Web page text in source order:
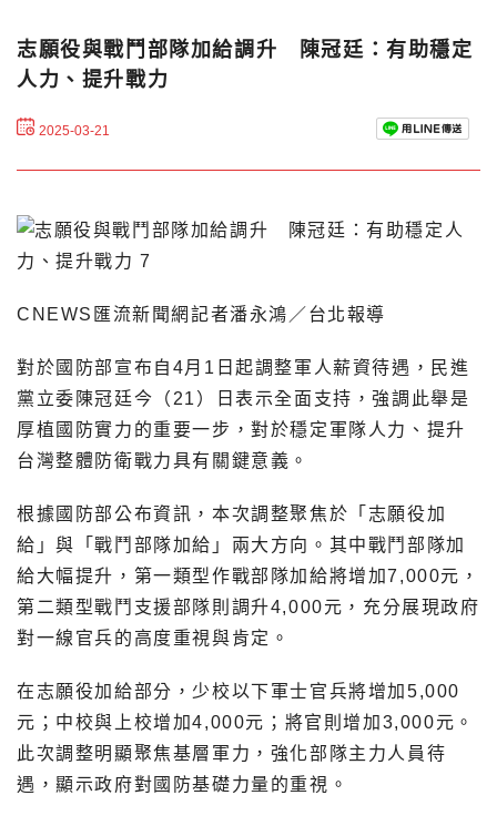
志願役與戰鬥部隊加給調升 陳冠廷：有助穩定
人力、提升戰力
2025-03-21
CNEWS匯流新聞網記者潘永鴻／台北報導
對於國防部宣布自4月1日起調整軍人薪資待遇，民進
黨立委陳冠廷今（21）日表示全面支持，強調此舉是
厚植國防實力的重要一步，對於穩定軍隊人力、提升
台灣整體防衛戰力具有關鍵意義。
根據國防部公布資訊，本次調整聚焦於「志願役加
給」與「戰鬥部隊加給」兩大方向。其中戰鬥部隊加
給大幅提升，第一類型作戰部隊加給將增加7,000元，
第二類型戰鬥支援部隊則調升4,000元，充分展現政府
對一線官兵的高度重視與肯定。
在志願役加給部分，少校以下軍士官兵將增加5,000
元；中校與上校增加4,000元；將官則增加3,000元。
此次調整明顯聚焦基層軍力，強化部隊主力人員待
遇，顯示政府對國防基礎力量的重視。